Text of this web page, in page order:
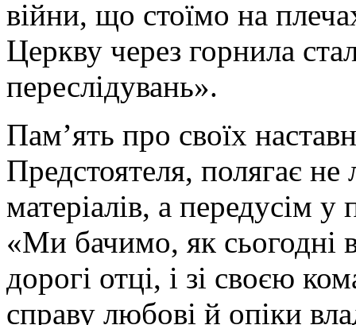
війни, що стоїмо на
Церкву через горнила
переслідувань».
Пам’ять про своїх
Предстоятеля, полягає
матеріалів, а передусім
«Ми бачимо, як сьогодні
дорогі отці, і зі своєю
справу любові й опіки